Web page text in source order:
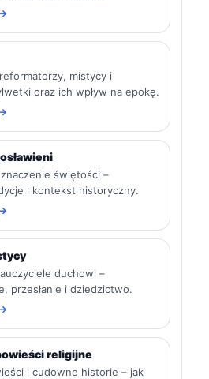
mistycy i
oraz ich wpływ na epokę.
świętości –
i kontekst historyczny.
duchowi –
przesłanie i dziedzictwo.
religijne
i cudowne historie – jak